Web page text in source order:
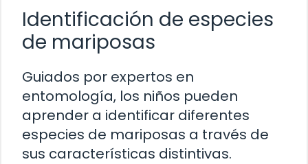
Identificación de especies
de mariposas
Guiados por expertos en
entomología, los niños pueden
aprender a identificar diferentes
especies de mariposas a través de
sus características distintivas.